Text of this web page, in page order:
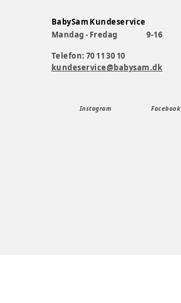
BabySam Kundeservice
Mandag - Fredag
9-16
Telefon: 70 11 30 10
kundeservice@babysam.dk
Instagram Facebook